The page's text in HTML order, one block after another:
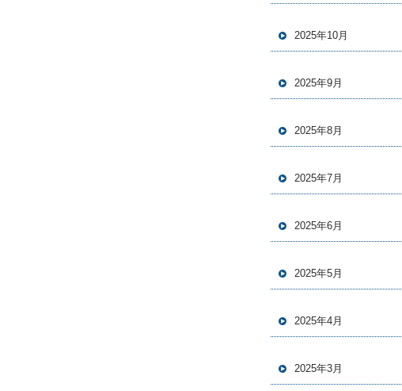
2025年10月
2025年9月
2025年8月
2025年7月
2025年6月
2025年5月
2025年4月
2025年3月